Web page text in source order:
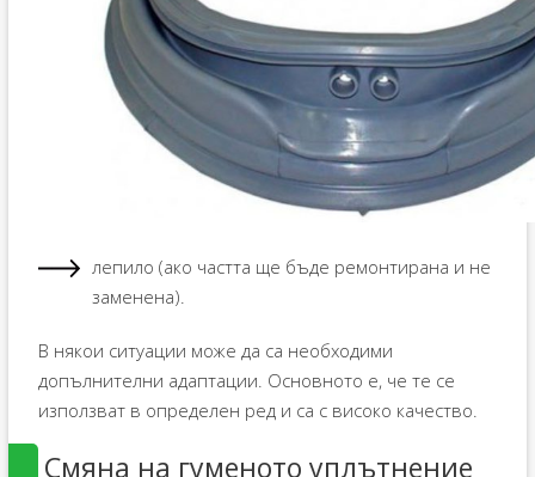
лепило (ако частта ще бъде ремонтирана и не
заменена).
В някои ситуации може да са необходими
допълнителни адаптации. Основното е, че те се
използват в определен ред и са с високо качество.
Смяна на гуменото уплътнение